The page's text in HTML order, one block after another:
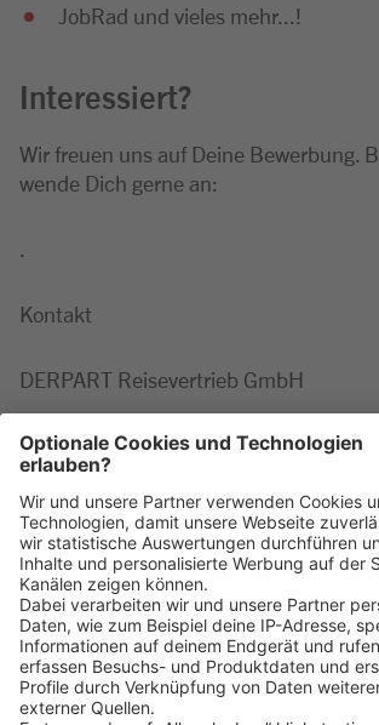
JobRad und vieles mehr...!
Interessiert?
Wir freuen uns auf Deine Bewerbung.
wende Dich gerne an:
Kontakt
DERPART Reisevertrieb GmbH
Minor,Marie-Luise
Tel: +49 2203 42687